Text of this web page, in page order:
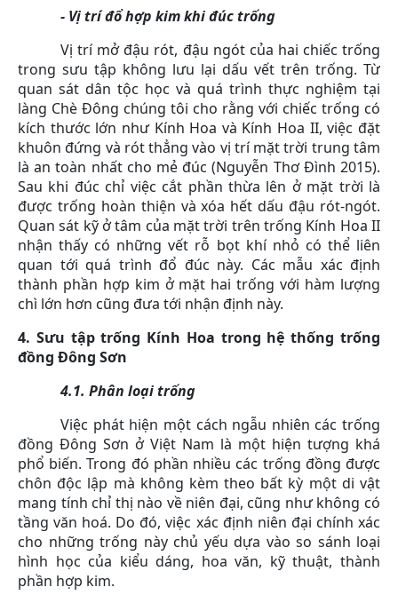
- Vị trí đổ hợp kim khi đúc trống
Vị trí mở đậu rót, đậu ngót của hai chiếc trống
trong sưu tập không lưu lại dấu vết trên trống. Từ
quan sát dân tộc học và quá trình thực nghiệm tại
làng Chè Đông chúng tôi cho rằng với chiếc trống có
kích thước lớn như Kính Hoa và Kính Hoa II, việc đặt
khuôn đứng và rót thẳng vào vị trí mặt trời trung tâm
là an toàn nhất cho mẻ đúc (Nguyễn Thơ Đình 2015).
Sau khi đúc chỉ việc cắt phần thừa lên ở mặt trời là
được trống hoàn thiện và xóa hết dấu đậu rót-ngót.
Quan sát kỹ ở tâm của mặt trời trên trống Kính Hoa II
nhận thấy có những vết rỗ bọt khí nhỏ có thể liên
quan tới quá trình đổ đúc này. Các mẫu xác định
thành phần hợp kim ở mặt hai trống với hàm lượng
chì lớn hơn cũng đưa tới nhận định này.
4. Sưu tập trống Kính Hoa trong hệ thống trống
đồng Đông Sơn
4.1. Phân loại trống
Việc phát hiện một cách ngẫu nhiên các trống
đồng Đông Sơn ở Việt Nam là một hiện tượng khá
phổ biến. Trong đó phần nhiều các trống đồng được
chôn độc lập mà không kèm theo bất kỳ một di vật
mang tính chỉ thị nào về niên đại, cũng như không có
tầng văn hoá. Do đó, việc xác định niên đại chính xác
cho những trống này chủ yếu dựa vào so sánh loại
hình học của kiểu dáng, hoa văn, kỹ thuật, thành
phần hợp kim.